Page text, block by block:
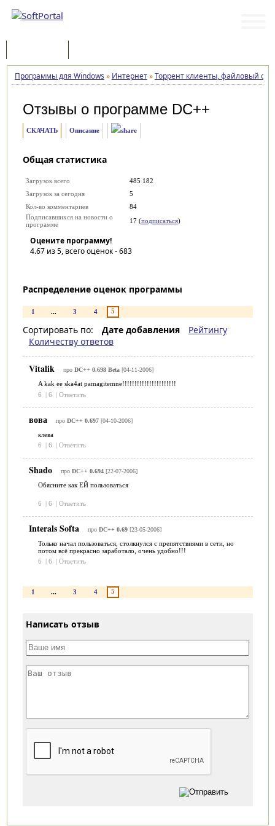
Программы для Windows » Интернет»Торрент клиенты, файловый
Отзывы о программе DC++
СКАЧАТЬ Описание
Общая статистика
Загрузок всего
485 182
Загрузок за сегодня
5
Кол-во комментариев
84
Подписавшихся на новости о
программе
17 (подписаться)
Оцените программу!
4.67из 5, всего оценок -683
Распределение оценок программы
1 ... 3 4 5
Сортировать по: Дате добавления
Рейтингу
Количеству ответов
Vitalik про DC++ 0.698 Beta[04-11-2006]
A kak ee ska4at pamagitemne!!!!!!!!!!!!!!!!!!!!!!
6
| 6 | Ответить
вова про DC++ 0.697[04-10-2006]
клева
6
| 6 | Ответить
Shado про DC++ 0.694[22-07-2006]
Обясните как ЕЙ пользоваться
6 | 6 | Ответить
Interals Softa про DC++ 0.69[23-05-2006]
Только начал пользоваться, столкнулся с препятствиями в сети, но
потом всё прекрасно заработало, очень удобно!!!
6
| 6 | Ответить
1 ... 3 4 5
Написать отзыв